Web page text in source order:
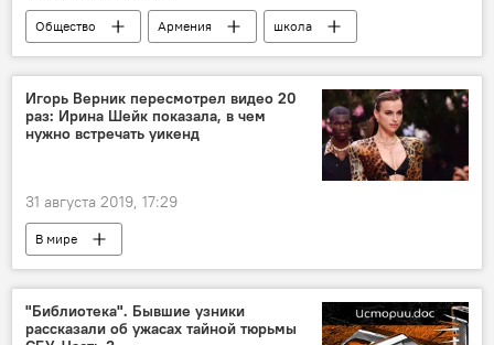
Общество Армения школа
Игорь Верник пересмотрел видео 20
раз: Ирина Шейк показала, в чем
нужно встречать уикенд
31 августа 2019, 17:29
В мире
"Библиотека". Бывшие узники
рассказали об ужасах тайной тюрьмы